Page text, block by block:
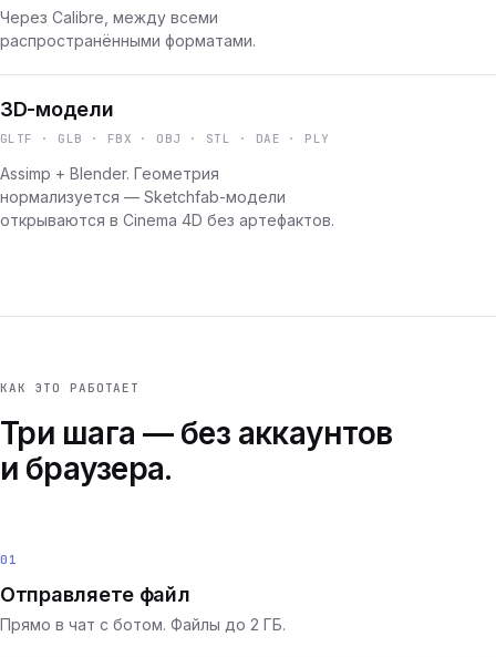
Через Calibre, между всеми
распространёнными форматами.
3D-модели
GLTF · GLB · FBX · OBJ · STL · DAE · PLY
Assimp + Blender. Геометрия
нормализуется — Sketchfab-модели
открываются в Cinema 4D без артефактов.
КАК ЭТО РАБОТАЕТ
Три шага — без аккаунтов
и браузера.
01
Отправляете файл
Прямо в чат с ботом. Файлы до 2 ГБ.